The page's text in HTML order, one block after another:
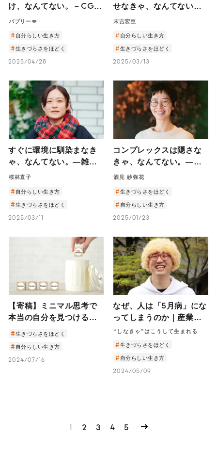
け、なんてない。－CGO
ドットコム総長バブリー
自分らしく生きる秘訣－
バブリー💋
自分らしい生き方
生きづらさをほどく
2025/04/28
せなきゃ、なんてない。
― 悩める新社会人に伝え
の末吉宏臣さんが語る自
分らしく生きる秘訣 ―
末吉宏臣
自分らしい生き方
生きづらさをほどく
2025/03/13
すぐに環境に馴染まなき
ゃ、なんてない。―雑談
の人 桜林直子に聞く、新
のアドバイス―
桜林直子
自分らしい生き方
生きづらさをほどく
2025/03/11
コンプレックスは隠さな
きゃ、なんてない。―メ
イクアップアーティスト
しさの見つけ方―
酒見 紗弥花
生きづらさをほどく
自分らしい生き方
2025/01/23
【寄稿】ミニマル思考で
本当の自分を見つける｜
「ガラクタ思考」を捨て
る秘訣と自分の本音を聞
生きづらさをほどく
自分らしい生き方
2024/07/16
なぜ、人は「5月病」にな
ってしまうのか｜産業医
精神科医・井上智介に聞
くメンタル不調の理由と
“しなきゃ”はこうして生まれる
生きづらさをほどく
自分らしい生き方
2024/05/09
1 2 3 4 5